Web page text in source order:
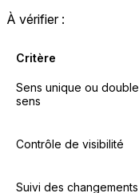
À vérifier :
Critère
Sens unique ou double
sens
Contrôle de visibilité
Suivi des changements